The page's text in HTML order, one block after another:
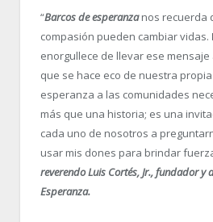
“Barcos de esperanzanos recuerda
compasión pueden cambiar vidas.
enorgullece de llevar ese
que se hace eco de nuestra
esperanza a las comunidades
más que una historia; es una
cada uno de nosotros a
usar mis dones para brindar
reverendo Luis Cortés, Jr., fundador y
Esperanza.